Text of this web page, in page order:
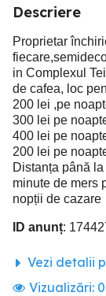
Descriere
Proprietar
in Complexul
de cafea, loc
200 lei ,pe
300 lei pe
400 lei pe
200 lei pe
Distanța până
minute de mers
nopții de cazare
ID anunț:
Vezi detalii
Vizualizări: 0